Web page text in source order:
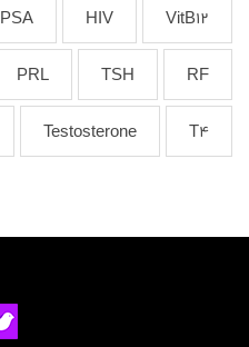
VitB12
HIV
PSA
RF
TSH
PRL
T4
Testosterone